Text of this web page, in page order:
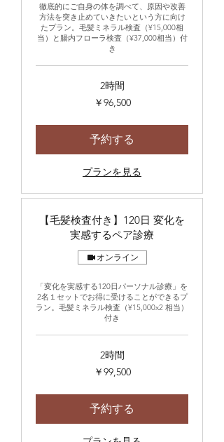
徹底的にご自身の体を調べて、原因や改善
方法を突き止めていきたいという方に向け
たプラン。毛髪ミネラル検査（¥15,000相
当）と腸内フローラ検査（¥37,000相当）付
き
2時間
￥96,500
予約する
プランを見る
【毛髪検査付き】120日 変化を
実感するペア診療
オンライン
「変化を実感する120日パーソナル診療」を
2名１セットでお得に受けることができるプ
ラン。毛髪ミネラル検査（¥15,000x2 相当）
付き
2時間
￥99,500
予約する